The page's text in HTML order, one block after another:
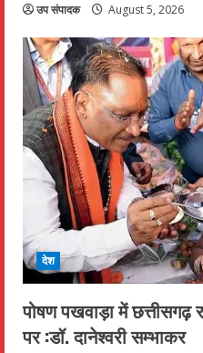
उप संपादक August 5, 2026
देश
पोषण पखवाड़ा में छत्तीसगढ़
पर :डॉ. दानेश्वरी सम्भाकर